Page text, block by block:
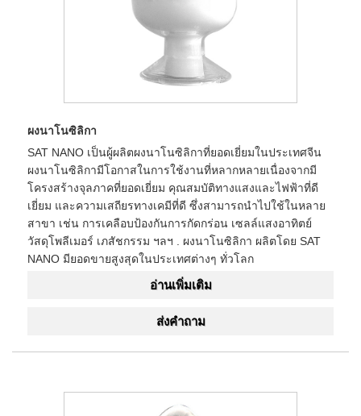
ผงนาโนซิลิกา
SAT NANO เป็นผู้ผลิตผงนาโนซิลิกาที่ยอดเยี่ยมในประเทศจีน
ผงนาโนซิลิกามีโอกาสในการใช้งานที่หลากหลายเนื่องจากมี
โครงสร้างจุลภาคที่ยอดเยี่ยม คุณสมบัติทางแสงและไฟฟ้าที่ดี
เยี่ยม และความเสถียรทางเคมีที่ดี ซึ่งสามารถนำไปใช้ในหลาย
สาขา เช่น การเคลือบป้องกันการกัดกร่อน เซลล์แสงอาทิตย์
วัสดุโพลีเมอร์ เภสัชกรรม ฯลฯ . ผงนาโนซิลิกา ผลิตโดย SAT
NANO มียอดขายสูงสุดในประเทศต่างๆ ทั่วโลก
อ่านเพิ่มเติม
ส่งคำถาม